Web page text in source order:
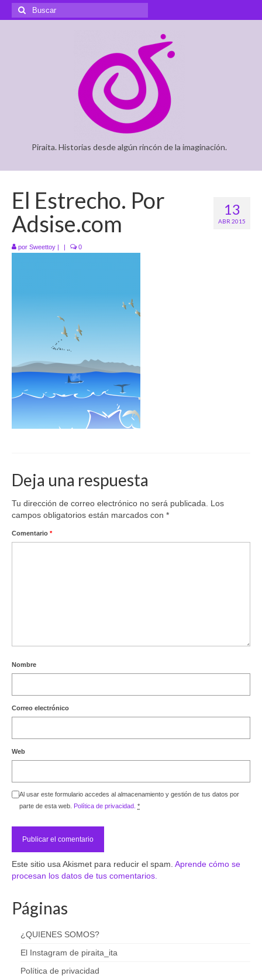
Buscar
por:
Piraita. Historias desde algún rincón de la imaginación.
13
ABR 2015
El Estrecho. Por
Adsise.com
por Sweettoy | | 0
Deja una respuesta
Tu dirección de correo electrónico no será publicada.
Los
campos obligatorios están marcados con *
Comentario *
Nombre
Correo electrónico
Web
Al usar este formulario accedes al almacenamiento y gestión de tus datos por
parte de esta web. Política de privacidad. *
Este sitio usa Akismet para reducir el spam. Aprende cómo se
procesan los datos de tus comentarios.
Páginas
¿QUIENES SOMOS?
El Instagram de piraita_ita
Política de privacidad